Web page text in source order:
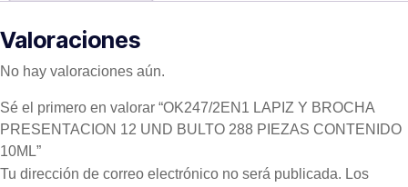
Valoraciones
No hay valoraciones aún.
Sé el primero en valorar “OK247/2EN1 LAPIZ Y BROCHA
PRESENTACION 12 UND BULTO 288 PIEZAS CONTENIDO
10ML”
Tu dirección de correo electrónico no será publicada. Los